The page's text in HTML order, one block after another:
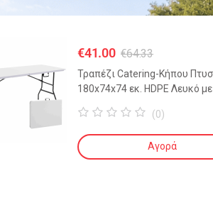
€41.00 €64.33
Τραπέζι Catering-Κήπου
180x74x74 εκ. HDPE Λευκό με
o
u
(0)
Αγορά